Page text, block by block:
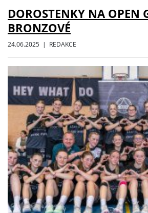
DOROSTENKY NA OPEN
BRONZOVÉ
24.06.2025 | REDAKCE